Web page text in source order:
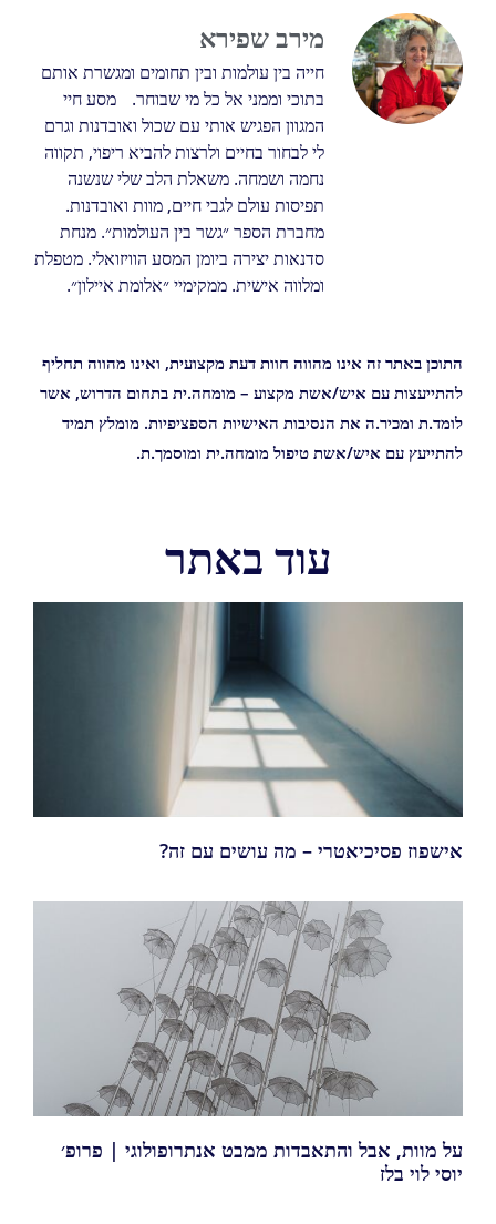
מירב שפירא
חייה בין עולמות ובין תחומים ומגשרת אותם
בתוכי וממני אל כל מי שבוחר. מסע חיי
המגוון הפגיש אותי עם שכול ואובדנות וגרם
לי לבחור בחיים ולרצות להביא ריפוי, תקווה
נחמה ושמחה. משאלת הלב שלי שנשנה
תפיסות עולם לגבי חיים, מוות ואובדנות.
מחברת הספר ״גשר בין העולמות״. מנחת
סדנאות יצירה ביומן המסע הוויזואלי. מטפלת
ומלווה אישית. ממקימיי ״אלומת איילון״.
התוכן באתר זה אינו מהווה חוות דעת מקצועית, ואינו מהווה תחליף
להתייעצות עם איש/אשת מקצוע – מומחה.ית בתחום הדרוש, אשר
לומד.ת ומכיר.ה את הנסיבות האישיות הספציפיות. מומלץ תמיד
להתייעץ עם איש/אשת טיפול מומחה.ית ומוסמך.ת.
עוד באתר
אישפוז פסיכיאטרי – מה עושים עם זה?
על מוות, אבל והתאבדות ממבט אנתרופולוגי | פרופ׳
יוסי לוי בלז